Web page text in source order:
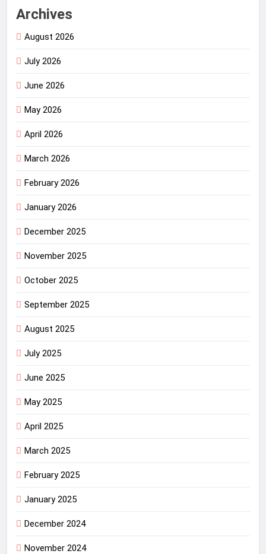
Archives
August 2026
July 2026
June 2026
May 2026
April 2026
March 2026
February 2026
January 2026
December 2025
November 2025
October 2025
September 2025
August 2025
July 2025
June 2025
May 2025
April 2025
March 2025
February 2025
January 2025
December 2024
November 2024